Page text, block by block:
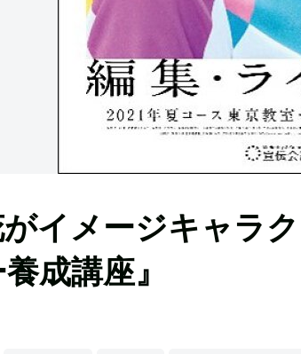
イメージキャラ
成講座』